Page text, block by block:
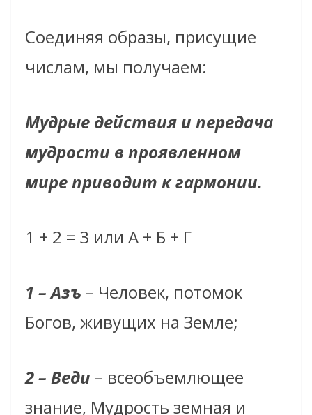
Соединяя образы, присущие
числам, мы получаем:
Мудрые действия и передача
мудрости в проявленном
мире приводит к гармонии.
1 + 2 = 3 или А + Б + Г
1 – Азъ – Человек, потомок
Богов, живущих на Земле;
2 – Веди – всеобъемлющее
знание, Мудрость земная и